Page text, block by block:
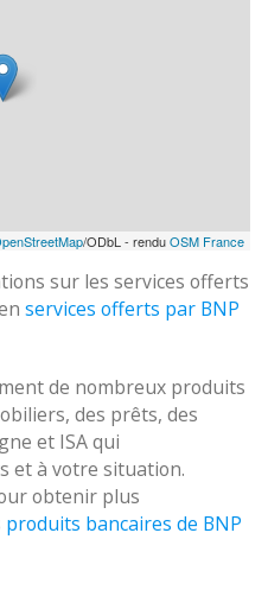
/ODbL - renduOSM France
sur les services offerts
services offerts par BNP
de nombreux produits
des prêts, des
et ISA qui
et à votre situation.
obtenir plus
produits bancaires de BNP